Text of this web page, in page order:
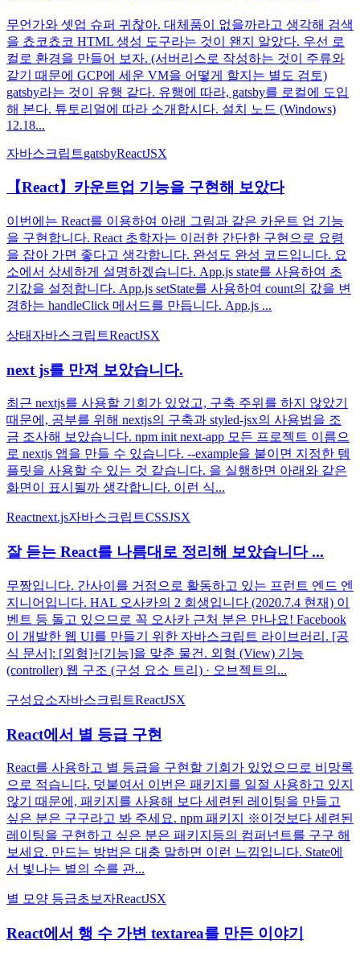
무언가와 셋업 슈퍼 귀찮아. 대체품이 없을까라고 생각해 검색
을 쵸코쵸코 HTML 생성 도구라는 것이 왠지 알았다. 우선 로
컬로 환경을 만들어 보자. (서버리스로 작성하는 것이 주류와
같기 때문에 GCP에 세운 VM을 어떻게 할지는 별도 검토)
gatsby라는 것이 유행 같다. 유행에 따라, gatsby를 로컬에 도입
해 본다. 튜토리얼에 따라 소개합시다. 설치 노드 (Windows)
12.18...
자바스크립트gatsbyReactJSX
【React】카운트업 기능을 구현해 보았다
이번에는 React를 이용하여 아래 그림과 같은 카운트 업 기능
을 구현합니다. React 초학자는 이러한 간단한 구현으로 요령
을 잡아 가면 좋다고 생각합니다. 완성도 완성 코드입니다. 요
소에서 상세하게 설명하겠습니다. App.js state를 사용하여 초
기값을 설정합니다. App.js setState를 사용하여 count의 값을 변
경하는 handleClick 메서드를 만듭니다. App.js ...
상태 자바스크립트ReactJSX
next js를 만져 보았습니다.
최근 nextjs를 사용할 기회가 있었고, 구축 주위를 하지 않았기
때문에, 공부를 위해 nextjs의 구축과 styled-jsx의 사용법을 조
금 조사해 보았습니다. npm init next-app 모든 프로젝트 이름으
로 nextjs 앱을 만들 수 있습니다. --example을 붙이면 지정한 템
플릿을 사용할 수 있는 것 같습니다. 을 실행하면 아래와 같은
화면이 표시될까 생각합니다. 이런 식...
Reactnext.js자바스크립트CSSJSX
잘 듣는 React를 나름대로 정리해 보았습니다 ...
무짱입니다. 간사이를 거점으로 활동하고 있는 프런트 엔드 엔
지니어입니다. HAL 오사카의 2 회생입니다 (2020.7.4 현재) 이
벤트 등 돌고 있으므로 꼭 오사카 근처 분은 만나요! Facebook
이 개발한 웹 UI를 만들기 위한 자바스크립트 라이브러리. [공
식 문서]: [외형]+[기능]을 맞춘 물건. 외형 (View) 기능
(controller) 웹 구조 (구성 요소 트리) · 오브젝트의...
구성요소자바스크립트ReactJSX
React에서 별 등급 구현
React를 사용하고 별 등급을 구현할 기회가 있었으므로 비망록
으로 적습니다. 덧붙여서 이번은 패키지를 일절 사용하고 있지
않기 때문에, 패키지를 사용해 보다 세련된 레이팅을 만들고
싶은 분은 구구라고 봐 주세요. npm 패키지 ※이것보다 세련된
레이팅을 구현하고 싶은 분은 패키지등의 컴퍼넌트를 구구 해
보세요. 만드는 방법은 대충 말하면 이런 느낌입니다. State에
서 빛나는 별의 수를 관...
별 모양 등급초보자ReactJSX
React에서 행 수 가변 textarea를 만든 이야기